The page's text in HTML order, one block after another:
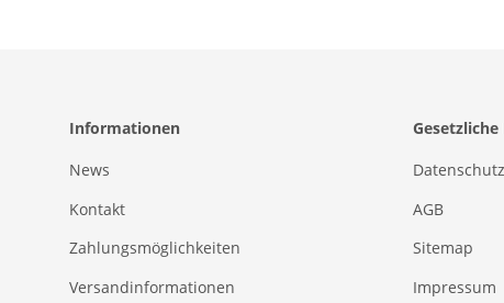
Informationen
News
Kontakt
Zahlungsmöglichkeiten
Versandinformationen
Datenschutz
AGB
Sitemap
Impressum